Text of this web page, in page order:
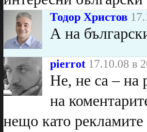
Тодор Христов
А на
pierrot 17.10.08 в
Не, не са – на
на
нещо като рекламите